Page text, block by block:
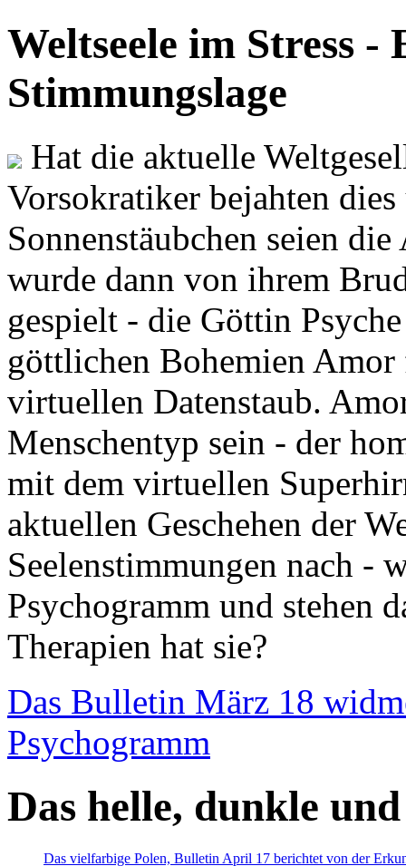
Weltseele im Stress -
Stimmungslage
Hat die aktuelle
Vorsokratiker bejahten
Sonnenstäubchen seien
wurde dann von ihrem
gespielt - die Göttin
göttlichen Bohemien
virtuellen Datenstaub.
Menschentyp sein - der
mit dem virtuellen
aktuellen Geschehen der
Seelenstimmungen nach -
Psychogramm und stehen
Therapien hat sie?
Das Bulletin März 18
Psychogramm
Das helle, dunkle
Das vielfarbige Polen, Bulletin April 17 berichtet von der